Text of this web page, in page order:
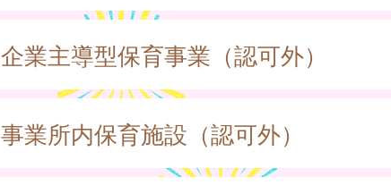
企業主導型保育事業（認可外）
事業所内保育施設（認可外）